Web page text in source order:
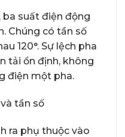
ba suất điện động
Chúng có tần số
120°. Sự lệch pha
tải ổn định, không
điện một pha.
tần số
ra phụ thuộc vào